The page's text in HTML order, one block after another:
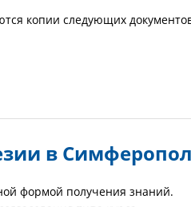
копии следующих
в
формой получения знаний.